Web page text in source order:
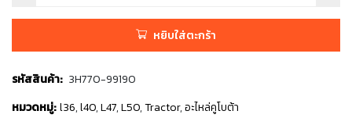
หยิบใส่ตะกร้า
รหัสสินค้า: 3H770-99190
หมวดหมู่: l36,l40,L47,L50,Tractor,อะไหล่คูโบต้า